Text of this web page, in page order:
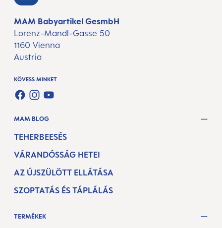
MAM Babyartikel GesmbH
Lorenz-Mandl-Gasse 50
1160 Vienna
Austria
KÖVESS MINKET
FACEBOOK
INSTAGRAM
YOUTUBE
MAM BLOG
TEHERBEESÉS
VÁRANDÓSSÁG HETEI
AZ ÚJSZÜLÖTT ELLÁTÁSA
SZOPTATÁS ÉS TÁPLÁLÁS
TERMÉKEK